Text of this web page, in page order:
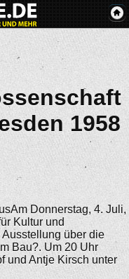
1958
Donnerstag, 4. Juli,
Kultur und
über die
Bau?. Um 20 Uhr
und Antje Kirsch unter